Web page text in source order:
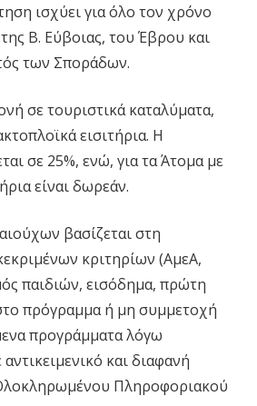
ισχύει για όλο τον χρόνο
Β. Εύβοιας, του Έβρου και
των Σποράδων.
σε τουριστικά καταλύματα,
εισιτήρια. Η
σε 25%, ενώ, για τα Άτομα με
είναι δωρεάν.
βασίζεται στη
κριτηρίων (ΑμεΑ,
παιδιών, εισόδημα, πρώτη
πρόγραμμα ή μη συμμετοχή
προγράμματα λόγω
και διαφανή
Πληροφοριακού